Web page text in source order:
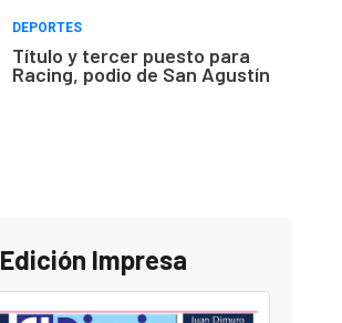
DEPORTES
Título y tercer puesto para
Racing, podio de San Agustín
Edición Impresa